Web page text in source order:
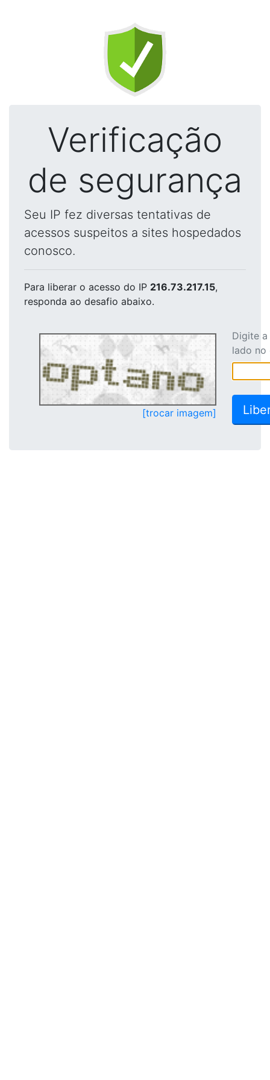
Verificação
de segurança
Seu IP fez diversas tentativas de
acessos suspeitos a sites hospedados
conosco.
Para liberar o acesso do IP 216.73.217.15,
responda ao desafio abaixo.
[trocar imagem]
Digite
lado no